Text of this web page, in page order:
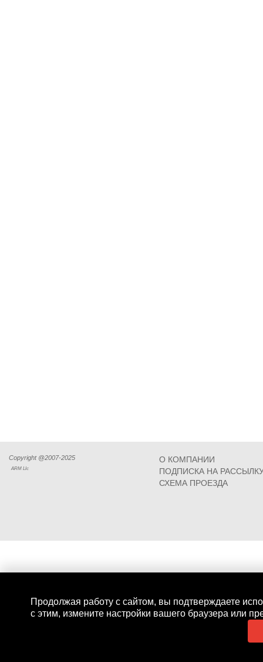
Продолжая работу с сайтом, вы подтверждаете
с этим, измените настройки вашего браузера или
Copyright @2007-2025
ARM Llc
О КОМПАНИИ
ПОДПИСКА НА
СХЕМА ПРОЕЗДА